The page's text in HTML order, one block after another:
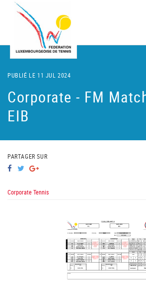
PUBLIÉ LE 11 JUL 2024
Corporate - FM
EIB
PARTAGER SUR
Corporate Tennis